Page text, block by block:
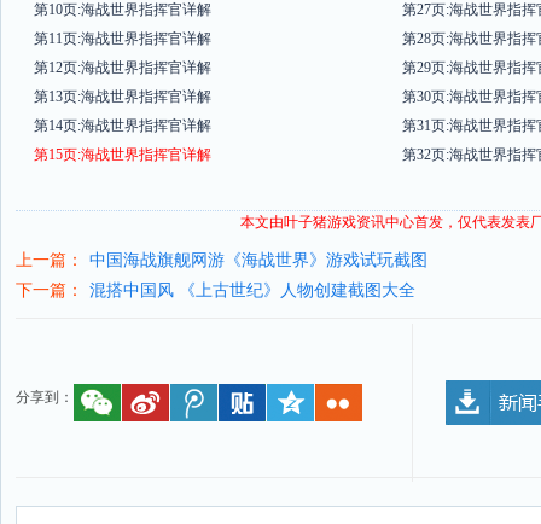
第10页:海战世界指挥官详解
第27页:海战世界指挥
第11页:海战世界指挥官详解
第28页:海战世界指挥
第12页:海战世界指挥官详解
第29页:海战世界指挥
第13页:海战世界指挥官详解
第30页:海战世界指挥
第14页:海战世界指挥官详解
第31页:海战世界指挥
第15页:海战世界指挥官详解
第32页:海战世界指挥
本文由叶子猪游戏资讯中心首发，仅代表发表
上一篇：
中国海战旗舰网游《海战世界》游戏试玩截图
下一篇：
混搭中国风 《上古世纪》人物创建截图大全
分享到：